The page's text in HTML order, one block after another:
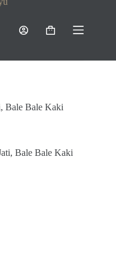
Shopping
Bale Bale Kaki